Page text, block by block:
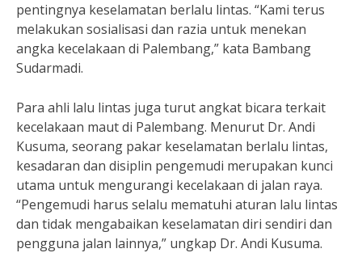
pentingnya keselamatan berlalu lintas. “Kami terus
melakukan sosialisasi dan razia untuk menekan
angka kecelakaan di Palembang,” kata Bambang
Sudarmadi.
Para ahli lalu lintas juga turut angkat bicara terkait
kecelakaan maut di Palembang. Menurut Dr. Andi
Kusuma, seorang pakar keselamatan berlalu lintas,
kesadaran dan disiplin pengemudi merupakan kunci
utama untuk mengurangi kecelakaan di jalan raya.
“Pengemudi harus selalu mematuhi aturan lalu lintas
dan tidak mengabaikan keselamatan diri sendiri dan
pengguna jalan lainnya,” ungkap Dr. Andi Kusuma.